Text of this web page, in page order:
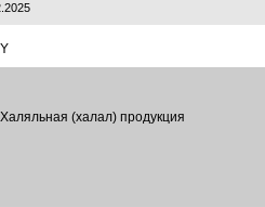
(халал) продукция